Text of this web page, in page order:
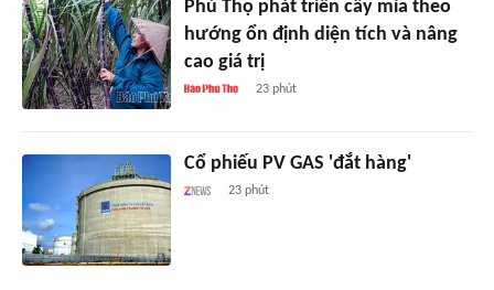
Phú Thọ phát triển cây mía theo
hướng ổn định diện tích và nâng
cao giá trị
23 phút
Cổ phiếu PV GAS 'đắt hàng'
23 phút